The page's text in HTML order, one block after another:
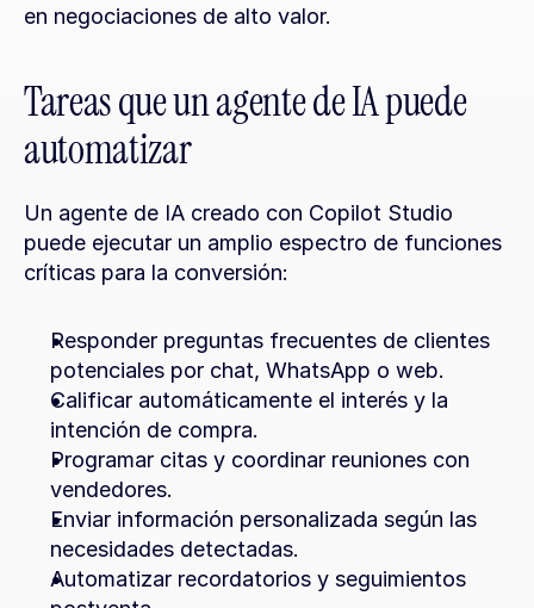
en negociaciones de alto valor.
Tareas que un agente de IA puede
automatizar
Un agente de IA creado con Copilot Studio
puede ejecutar un amplio espectro de funciones
críticas para la conversión:
Responder preguntas frecuentes de clientes
potenciales por chat, WhatsApp o web.
Calificar automáticamente el interés y la
intención de compra.
Programar citas y coordinar reuniones con
vendedores.
Enviar información personalizada según las
necesidades detectadas.
Automatizar recordatorios y seguimientos